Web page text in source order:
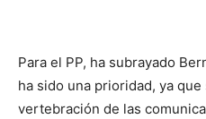
Para el PP, ha subrayado
ha sido una prioridad, ya
vertebración de las